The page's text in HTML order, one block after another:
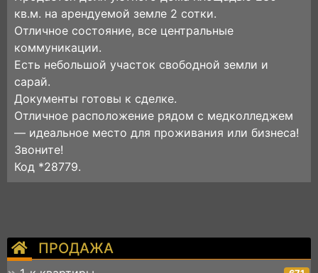
ПРОДАЖА
кв.м. на арендуемой земле 2 сотки.
Отличное состояние, все центральные
коммуникации.
Есть небольшой участок свободной земли и
сарай.
Документы готовы к сделке.
Отличное расположение рядом с медколледжем
— идеальное место для проживания или бизнеса!
Звоните!
Код *28779.